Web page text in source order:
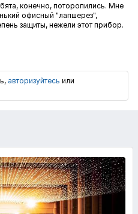
конечно, поторопились. Мне
офисный "лапшерез",
защиты, нежели этот прибор.
авторизуйтесь или